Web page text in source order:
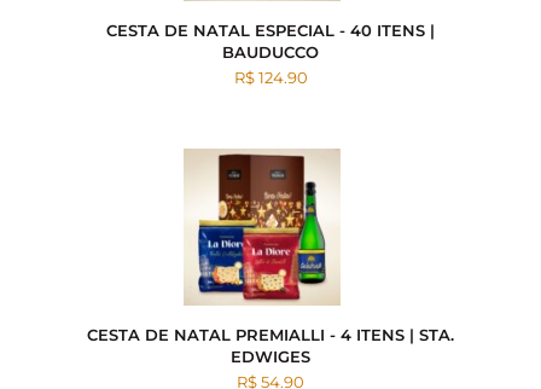
CESTA DE NATAL ESPECIAL - 40 ITENS |
BAUDUCCO
R$ 124.90
CESTA DE NATAL PREMIALLI - 4 ITENS | STA.
EDWIGES
R$ 54.90